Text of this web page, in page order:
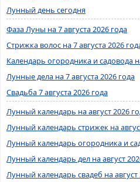
Лунный день сегодня
Фаза Луны на 7 августа 2026 года
Стрижка волос на 7 августа 2026
Календарь огородника и садовода
Лунные дела на 7 августа 2026 года
Свадьба 7 августа 2026 года
Лунный календарь на август 2026
Лунный календарь стрижек на
Лунный календарь огородника и
Лунный календарь дел на август
Лунный календарь свадеб на август